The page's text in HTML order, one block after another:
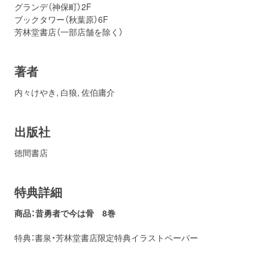
グランデ（神保町）2F
ブックタワー（秋葉原）6F
芳林堂書店（一部店舗を除く）
著者
内々けやき , 白狼, 佐伯庸介
出版社
徳間書店
特典詳細
商品：昔勇者で今は骨 8巻
特典：書泉・芳林堂書店限定特典イラストペーパー